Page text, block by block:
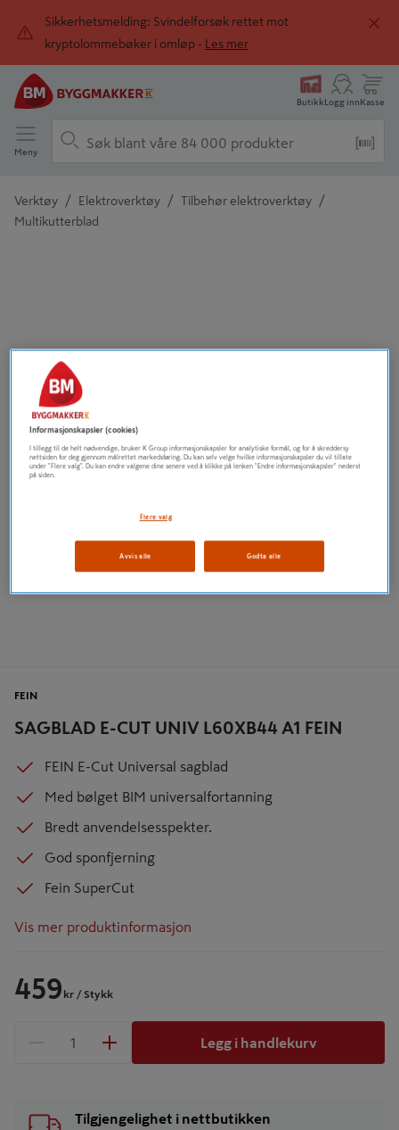
Sikkerhetsmelding: Svindelforsøk rettet mot
kryptolommebøker i omløp -
Les mer
ButikkLogg innKasse
Meny
Verktøy / Elektroverktøy / Tilbehør elektroverktøy /
Multikutterblad
SAGBLAD E-CUT UNIV L60XB44 A1 FEIN
FEIN
FEIN E-Cut Universal sagblad
Med bølget BIM universalfortanning
Bredt anvendelsesspekter.
God sponfjerning
Fein SuperCut
Vis mer produktinformasjon
459 kr / Stykk
1 produkter
Legg i handlekurv
Tilgjengelighet i nettbutikken
Informasjonskapsler (cookies)
I tillegg til de helt nødvendige, bruker K Group informasjonskapsler for analytiske formål, og for å skreddersy
nettsiden for deg gjennom målrettet markedsføring. Du kan selv velge hvilke informasjonskapsler du vil tillate
under "Flere valg". Du kan endre valgene dine senere ved å klikke på lenken "Endre informasjonskapsler" nederst
på siden.
Flere valg
Avvis alle Godta alle